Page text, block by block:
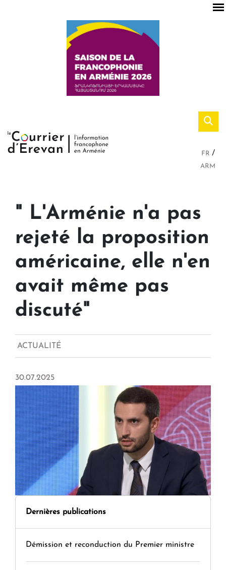
FR
ARM
" L'Arménie n'a pas
rejeté la proposition
américaine, elle n'en
avait même pas
discuté"
ACTUALITÉ
30.07.2025
Dernières publications
Démission et reconduction du Premier ministre